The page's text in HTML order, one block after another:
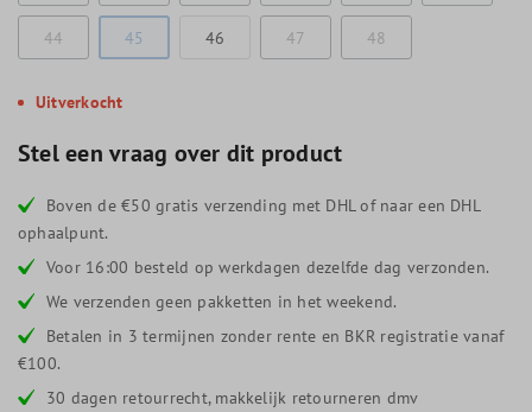
44 45 46 47 48
Uitverkocht
Stel een vraag over dit product
Boven de €50 gratis verzending met DHL of naar een DHL
ophaalpunt.
Voor 16:00 besteld op werkdagen dezelfde dag verzonden.
We verzenden geen pakketten in het weekend.
Betalen in 3 termijnen zonder rente en BKR registratie vanaf
€100.
30 dagen retourrecht, makkelijk retourneren dmv